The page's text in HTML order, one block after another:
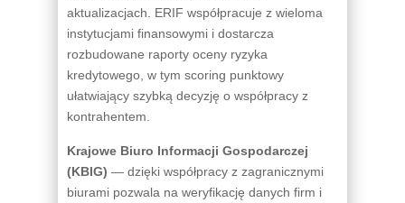
aktualizacjach. ERIF współpracuje z wieloma
instytucjami finansowymi i dostarcza
rozbudowane raporty oceny ryzyka
kredytowego, w tym scoring punktowy
ułatwiający szybką decyzję o współpracy z
kontrahentem.
Krajowe Biuro Informacji Gospodarczej
(KBIG) — dzięki współpracy z zagranicznymi
biurami pozwala na weryfikację danych firm i